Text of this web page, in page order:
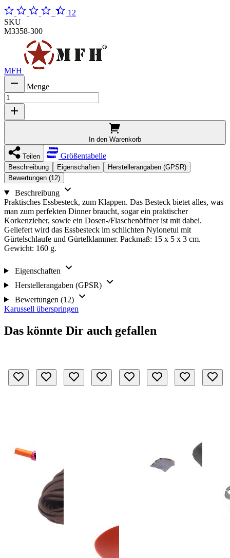
12
SKU
M3358-300
MFH
Menge
In den Warenkorb
Teilen Größentabelle
Beschreibung Eigenschaften
Herstellerangaben (GPSR)
Bewertungen (12)
Beschreibung
Praktisches Essbesteck, zum Klappen. Das Besteck bietet alles, was
man zum perfekten Dinner braucht, sogar ein praktischer
Korkenzieher, sowie ein Dosen-/Flaschenöffner ist mit dabei.
Geliefert wird das Essbesteck im schlichten Nylonetui mit
Gürtelschlaufe und Gürtelklammer. Packmaß: 15 x 5 x 3 cm.
Gewicht: 160 g.
Eigenschaften
Herstellerangaben (GPSR)
Bewertungen (12)
Karussell überspringen
Das könnte Dir auch gefallen